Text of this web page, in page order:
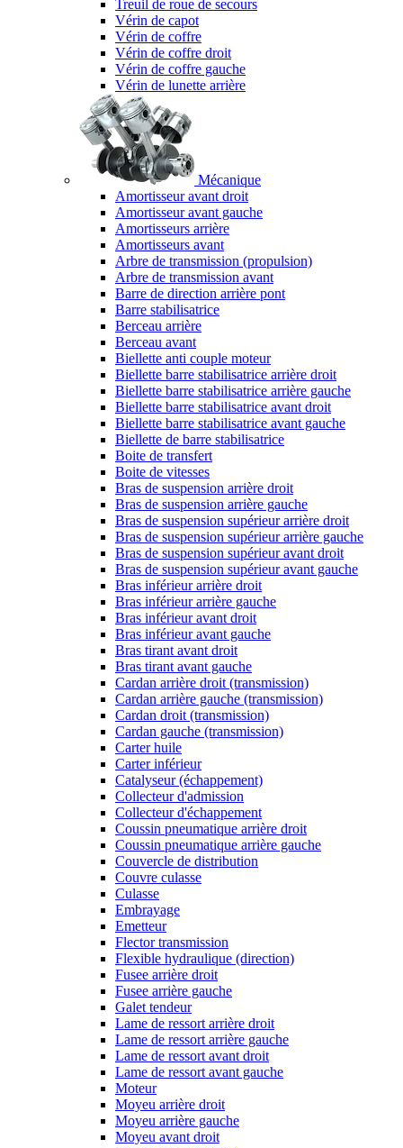
Treuil de roue de secours
Vérin de capot
Vérin de coffre
Vérin de coffre droit
Vérin de coffre gauche
Vérin de lunette arrière
Mécanique
Amortisseur avant droit
Amortisseur avant gauche
Amortisseurs arrière
Amortisseurs avant
Arbre de transmission (propulsion)
Arbre de transmission avant
Barre de direction arrière pont
Barre stabilisatrice
Berceau arrière
Berceau avant
Biellette anti couple moteur
Biellette barre stabilisatrice arrière droit
Biellette barre stabilisatrice arrière gauche
Biellette barre stabilisatrice avant droit
Biellette barre stabilisatrice avant gauche
Biellette de barre stabilisatrice
Boite de transfert
Boite de vitesses
Bras de suspension arrière droit
Bras de suspension arrière gauche
Bras de suspension supérieur arrière droit
Bras de suspension supérieur arrière gauche
Bras de suspension supérieur avant droit
Bras de suspension supérieur avant gauche
Bras inférieur arrière droit
Bras inférieur arrière gauche
Bras inférieur avant droit
Bras inférieur avant gauche
Bras tirant avant droit
Bras tirant avant gauche
Cardan arrière droit (transmission)
Cardan arrière gauche (transmission)
Cardan droit (transmission)
Cardan gauche (transmission)
Carter huile
Carter inférieur
Catalyseur (échappement)
Collecteur d'admission
Collecteur d'échappement
Coussin pneumatique arrière droit
Coussin pneumatique arrière gauche
Couvercle de distribution
Couvre culasse
Culasse
Embrayage
Emetteur
Flector transmission
Flexible hydraulique (direction)
Fusee arrière droit
Fusee arrière gauche
Galet tendeur
Lame de ressort arrière droit
Lame de ressort arrière gauche
Lame de ressort avant droit
Lame de ressort avant gauche
Moteur
Moyeu arrière droit
Moyeu arrière gauche
Moyeu avant droit